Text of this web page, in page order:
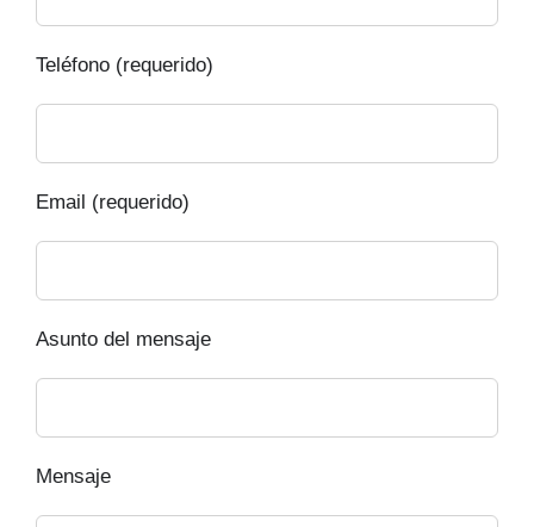
Teléfono (requerido)
Email (requerido)
Asunto del mensaje
Mensaje